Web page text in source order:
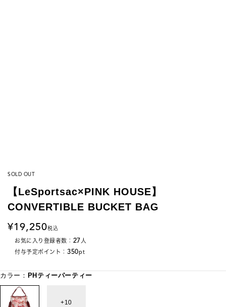
SOLD OUT
【LeSportsac×PINK HOUSE】
CONVERTIBLE BUCKET BAG
19,250税込
お気に入り登録者数： 27人
付与予定ポイント： 350pt
カラー： PHティーパーティー
10